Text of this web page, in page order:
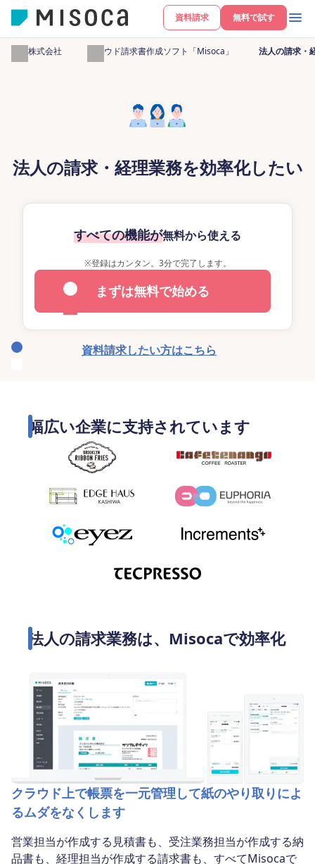
無料で試す
資料請求
弥生株式会社 クラウド請求書作成ソフト「Misoca」 法人の請求・
法人の請求・経理業務を効率化したい
すべての機能が無料から使える
※登録はカンタン。3分で完了します。
まずは無料で始める
資料請求したい方はこちら
幅広い企業に支持されています
法人の請求業務は、Misocaで効率化
クラウド上で帳票を一元管理して紙のやり取りによ
るムダをなくします
営業担当が作成する見積書も、受注業務担当が作成する納
品書も、経理担当が作成する請求書も、すべてMisocaで